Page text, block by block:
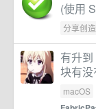
(使用
分享创造
有升
块有没
macOS